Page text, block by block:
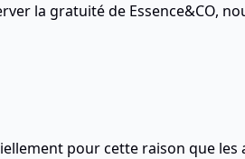
la gratuité de Essence&CO,
pour cette raison que les